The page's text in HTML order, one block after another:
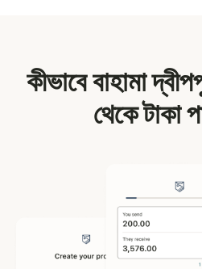
কীভাবে বাহামা
থেকে টাকা